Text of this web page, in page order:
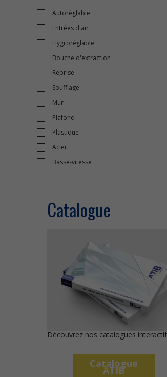
Autoréglable
Entrées d'air
Hygroréglable
Bouche d'extraction
Reprise
Soufflage
Mur
Plafond
Plastique
Acier
Basse-vitesse
Catalogue
Découvrez nos catalogues
Catalogue
ATIB